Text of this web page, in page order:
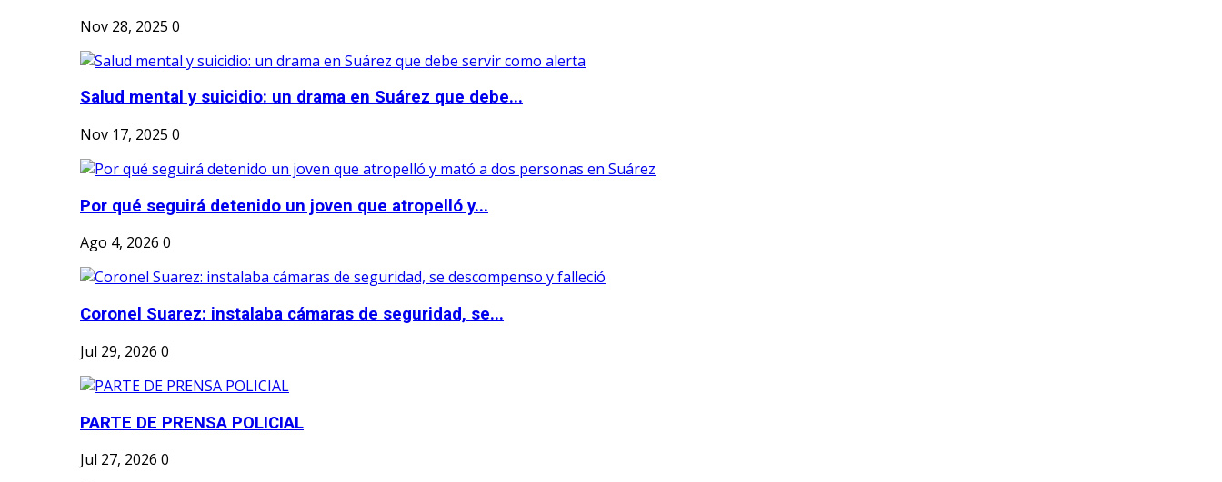
Nov 28, 2025 0
Salud mental y suicidio: un drama en Suárez que debe...
Nov 17, 2025 0
Por qué seguirá detenido un joven que atropelló y...
Ago 4, 2026 0
Coronel Suarez: instalaba cámaras de seguridad, se...
Jul 29, 2026 0
PARTE DE PRENSA POLICIAL
Jul 27, 2026 0